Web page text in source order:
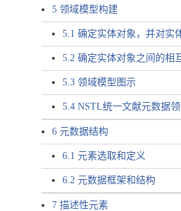
5 领域模型构建
5.1 确定实体对象，并对实
5.2 确定实体对象之间的相
5.3 领域模型图示
5.4 NSTL统一文献元数据
6 元数据结构
6.1 元素选取和定义
6.2 元数据框架和结构
7 描述性元素